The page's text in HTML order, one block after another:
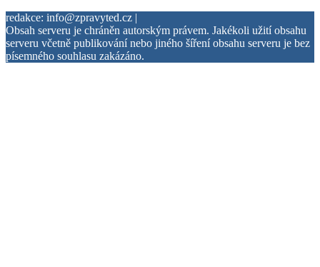
redakce: info@zpravyted.cz |
Obsah serveru je chráněn autorským právem. Jakékoli užití obsahu
serveru včetně publikování nebo jiného šíření obsahu serveru je bez
písemného souhlasu zakázáno.